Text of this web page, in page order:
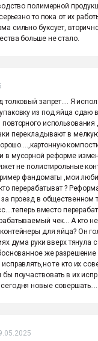
полимерной
то пока от их
сильно буксует,
больше не стало.
толковый запрет.... Я
из под яйца сдаю
использования
перекладывают в
мусорной реформе
не полистирольные
фандоматы ,мои
перерабатыват ?
проезд в общественном
вместо
чек... А кто
для яйца? Он
дума руки вверх тянула с
же
те кто их
поучаствовать в их
новые совершать....